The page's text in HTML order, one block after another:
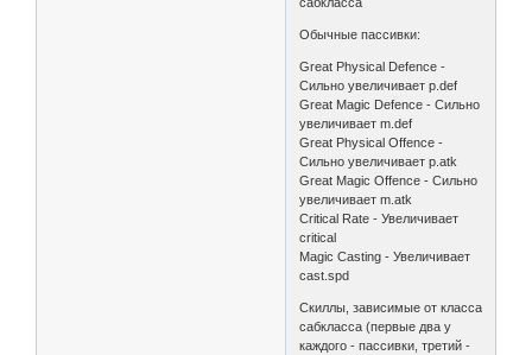
Обычные пассивки:
Great Physical Defence -
Сильно увеличивает p.def
Great Magic Defence - Сильно
увеличивает m.def
Great Physical Offence -
Сильно увеличивает p.atk
Great Magic Offence - Сильно
увеличивает m.atk
Critical Rate - Увеличивает
critical
Magic Casting - Увеличивает
cast.spd
Скиллы, зависимые от класса
сабкласса (первые два у
каждого - пассивки, третий -